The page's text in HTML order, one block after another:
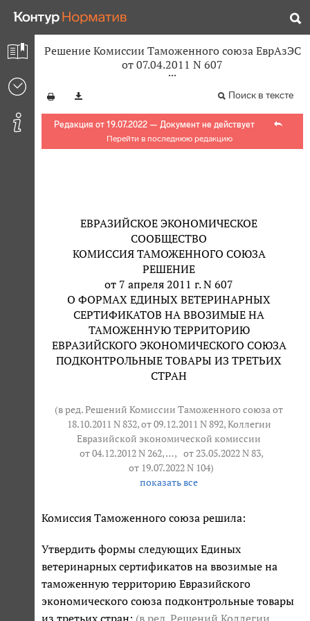
Решение Комиссии Таможенного союза ЕврАзЭС
от 07.04.2011 N 607
Поиск в тексте
Редакция от 19.07.2022 — Документ не действует
Перейти в последнюю редакцию
ЕВРАЗИЙСКОЕ ЭКОНОМИЧЕСКОЕ
СООБЩЕСТВО
КОМИССИЯ ТАМОЖЕННОГО СОЮЗА
РЕШЕНИЕ
от 7 апреля 2011 г. N 607
О ФОРМАХ ЕДИНЫХ ВЕТЕРИНАРНЫХ
СЕРТИФИКАТОВ НА ВВОЗИМЫЕ НА
ТАМОЖЕННУЮ ТЕРРИТОРИЮ
ЕВРАЗИЙСКОГО ЭКОНОМИЧЕСКОГО СОЮЗА
ПОДКОНТРОЛЬНЫЕ ТОВАРЫ ИЗ ТРЕТЬИХ
СТРАН
(в ред. Решений Комиссии Таможенного союза от
18.10.2011 N 832, от 09.12.2011 N 892, Коллегии
Евразийской экономической комиссии
от 04.12.2012 N 262, … , от 23.05.2022 N 83,
от 19.07.2022 N 104)
показать все
Комиссия Таможенного союза решила:
Утвердить формы следующих Единых
ветеринарных сертификатов на ввозимые на
таможенную территорию Евразийского
экономического союза подконтрольные товары